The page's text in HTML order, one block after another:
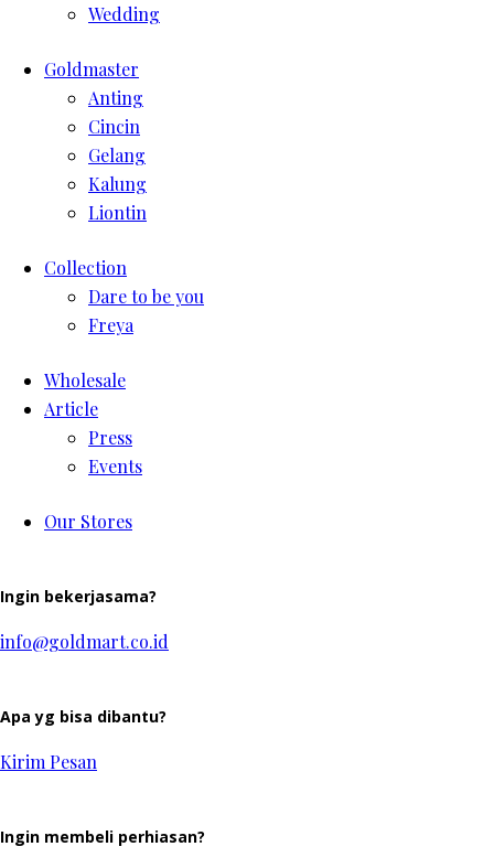
Wedding
Goldmaster
Anting
Cincin
Gelang
Kalung
Liontin
Collection
Dare to be you
Freya
Wholesale
Article
Press
Events
Our Stores
Ingin bekerjasama?
info@goldmart.co.id
Apa yg bisa dibantu?
Kirim Pesan
Ingin membeli perhiasan?